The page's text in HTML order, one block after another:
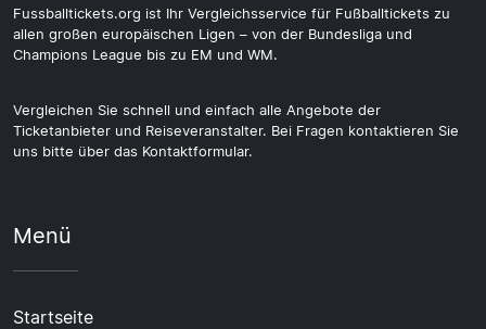
Fussballtickets.org ist Ihr Vergleichsservice für Fußballtickets zu
allen großen europäischen Ligen – von der Bundesliga und
Champions League bis zu EM und WM.
Vergleichen Sie schnell und einfach alle Angebote der
Ticketanbieter und Reiseveranstalter. Bei Fragen kontaktieren Sie
uns bitte über das Kontaktformular.
Menü
Startseite